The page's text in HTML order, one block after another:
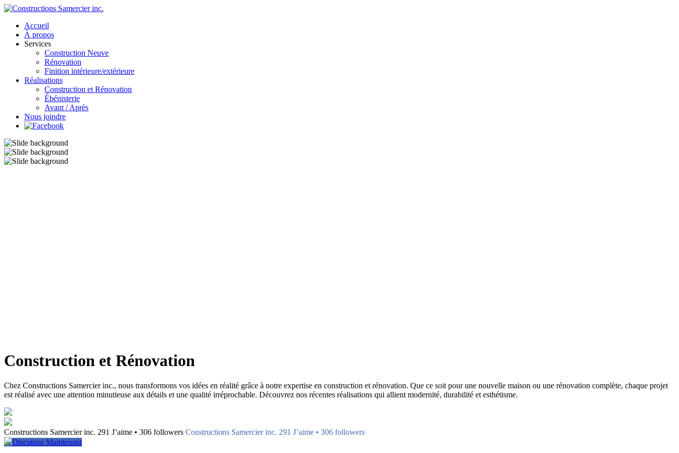
Accueil
À propos
Services
Construction Neuve
Rénovation
Finition intérieure/extérieure
Réalisations
Construction et Rénovation
Ébénisterie
Avant / Après
Nous joindre
Construction et Rénovation
Chez Constructions Samercier inc., nous transformons vos idées en réalité grâce à notre expertise en construction et rénovation. Que ce soit pour une nouvelle maison ou une rénovation complète, chaque projet
est réalisé avec une attention minutieuse aux détails et une qualité irréprochable. Découvrez nos récentes réalisations qui allient modernité, durabilité et esthétisme.
Constructions Samercier inc. 291 J’aime • 306 followers Constructions Samercier inc. 291 J’aime • 306 followers
Discutons Maintenant